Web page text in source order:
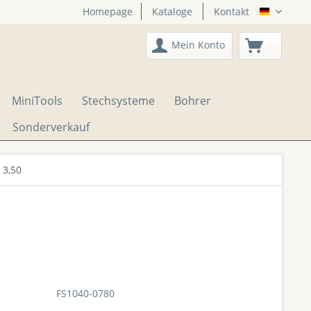
Homepage Kataloge Kontakt DTS
Mein Konto
MiniTools Stechsysteme
Bohrer
Sonderverkauf
FS1040-0780